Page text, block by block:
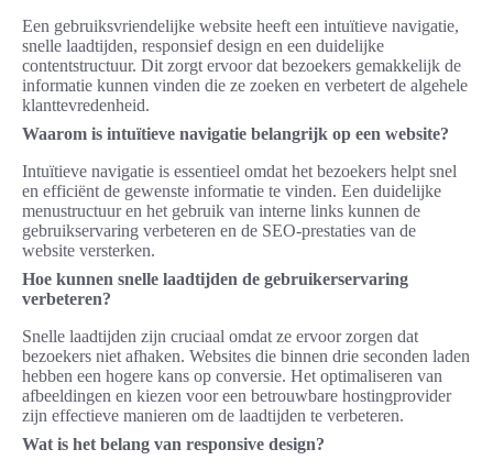
Een gebruiksvriendelijke website heeft een intuïtieve navigatie,
snelle laadtijden, responsief design en een duidelijke
contentstructuur. Dit zorgt ervoor dat bezoekers gemakkelijk de
informatie kunnen vinden die ze zoeken en verbetert de algehele
klanttevredenheid.
Waarom is intuïtieve navigatie belangrijk op een website?
Intuïtieve navigatie is essentieel omdat het bezoekers helpt snel
en efficiënt de gewenste informatie te vinden. Een duidelijke
menustructuur en het gebruik van interne links kunnen de
gebruikservaring verbeteren en de SEO-prestaties van de
website versterken.
Hoe kunnen snelle laadtijden de gebruikerservaring
verbeteren?
Snelle laadtijden zijn cruciaal omdat ze ervoor zorgen dat
bezoekers niet afhaken. Websites die binnen drie seconden laden
hebben een hogere kans op conversie. Het optimaliseren van
afbeeldingen en kiezen voor een betrouwbare hostingprovider
zijn effectieve manieren om de laadtijden te verbeteren.
Wat is het belang van responsive design?